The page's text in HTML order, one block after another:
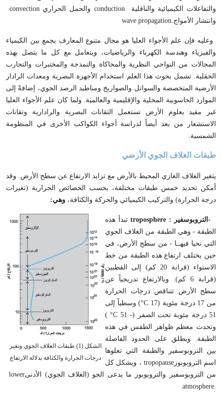
والتفاعلات الكيميائية والناقلية conduction والحمل الحراريconvection
وانتشار الأمواجwave propagation.
وعليه فإن علم الأجواء العليا هو مجال متنوع المعارف يجمع بين الكيمياء
والفيزياء وهندسة الكهرباء والرياضيات، ويتعامل مع كل ما يتصل بهذه
المجالات من النواحي النظرية والمحاكاة والنمذجة والمختبرات والتجارب
الحقلية. تشمل بحوث هذا العلم استخدام الأجهزة البصرية ومعدات الرادار
الأرضية المتخصصة والسواتل والصواريخ ومناطيد الرصد الجوي، إضافةً إلى
الموارد الحاسوبية المحلية والإقليمية والعالمية. ولما كان علم الأجواء العليا
غير مقيد بعلوم الأرض تستعمل التقانات البصرية والرادارية وتقانات
الاستشعار من بعد أيضاً لدراسة أجواء الكواكب الأخرى في المنظومة
الشمسية.
طبقات الغلاف الجوي الأرضي
يتغير الغلاف الغازي المحيط بالأرض مع تزايد الارتفاع عن سطح الأرض. وقد
أمكن تحديد خمس طبقات مختلفة، بحسب الخصائص الحرارية (تغيرات
درجة الحرارة) والتركيب الكيميائي والحركة والكثافة، وهي:
الشكل (1) طبقات الغلاف الجوي وتغير
درجات الحرارة والكثافة بدلالة الارتفاع
- التروبوسفير troposphere :تبدأ هذه
الطبقة - وهي الطبقة من الغلاف الجوي
التي نحيا فيهــا - من سطح الأرض، في
حين يختلف ارتفاع هذه الطبقة من خط
الاستواء (قرابة 20 كم) إلى القطبين
(قرابة 6 كم). وبالارتفاع تدريجياً عن
سطح الأرض تتناقص درجات الحرارة
من 17 درجة مئوية (17
°C) وسطياً إلى
51 درجة مئوية تحت الصفر (- 51
°C
)
وتحدث معظم ظواهر الطقس في هذه
الطبقة. ويطلق على الحدود الفاصلة
بين التروبوسفير والطبقة التي تعلوها
اسم التروبوبوزtropopause ، ويشكل كل
من التروبوسفير والتروبوبوز ما يدعى الجو (الغلاف الجوي) الأدنىlower
atmosphere.